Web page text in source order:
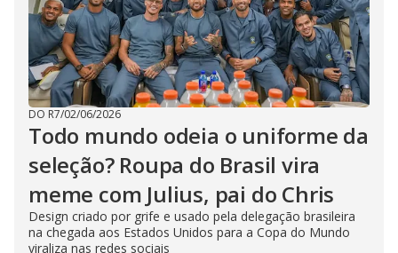
DO R7/02/06/2026
Todo mundo odeia o uniforme da
seleção? Roupa do Brasil vira
meme com Julius, pai do Chris
Design criado por grife e usado pela delegação brasileira
na chegada aos Estados Unidos para a Copa do Mundo
viraliza nas redes sociais